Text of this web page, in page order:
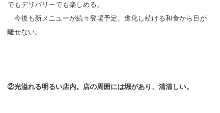
でもデリバリーでも楽しめる。
今後も新メニューが続々登場予定。進化し続ける和食から目が
離せない。
②光溢れる明るい店内。店の周囲には堀があり、清清しい。